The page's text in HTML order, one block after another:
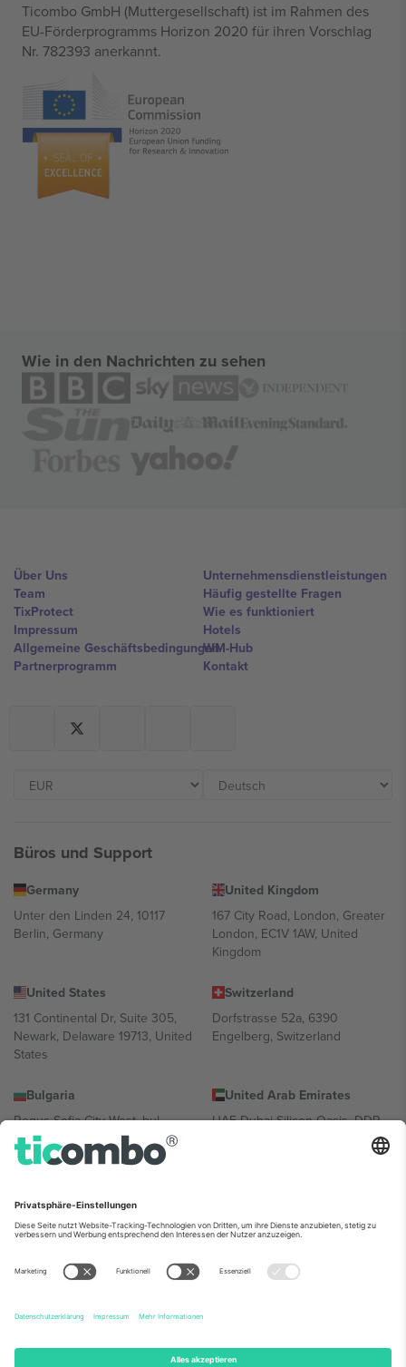
Ticombo GmbH (Muttergesellschaft) ist im Rahmen des
EU-Förderprogramms Horizon 2020 für ihren Vorschlag
Nr. 782393 anerkannt.
Wie in den Nachrichten zu sehen
Über Uns
Team
TixProtect
Impressum
Allgemeine Geschäftsbedingungen
Partnerprogramm
Unternehmensdienstleistungen
Häufig gestellte Fragen
Wie es funktioniert
Hotels
WM-Hub
Kontakt
Büros und Support
Germany
Unter den Linden 24, 10117
Berlin, Germany
United Kingdom
167 City Road, London, Greater
London, EC1V 1AW, United
Kingdom
United States
131 Continental Dr, Suite 305,
Newark, Delaware 19713, United
States
Switzerland
Dorfstrasse 52a, 6390
Engelberg, Switzerland
Bulgaria
Regus Sofia City West, bul
Totleben 53-55, 1606 Sofia,
Bulgaria
United Arab Emirates
UAE Dubai Silicon Oasis, DDP
Building A1, Office 302, Dubai,
Mexico
Av Chapultepec 360, Roma
Norte, Cuauhtémoc, 06700
Ciudad de México, CDMX,
Mexico
Die juristische Person des Plattformanbieters kann je nach
Informationen finden Sie auf der jeweiligen Veranstaltungsseite, im